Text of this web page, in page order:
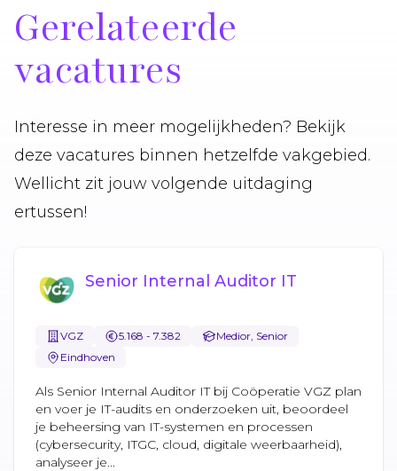
Gerelateerde
vacatures
Interesse in meer mogelijkheden? Bekijk
deze vacatures binnen hetzelfde vakgebied.
Wellicht zit jouw volgende uitdaging
ertussen!
Senior Internal Auditor IT
VGZ 5.168 - 7.382
Medior, Senior
Eindhoven
Als Senior Internal Auditor IT bij Coöperatie VGZ plan
en voer je IT-audits en onderzoeken uit, beoordeel
je beheersing van IT-systemen en processen
(cybersecurity, ITGC, cloud, digitale weerbaarheid),
analyseer je...